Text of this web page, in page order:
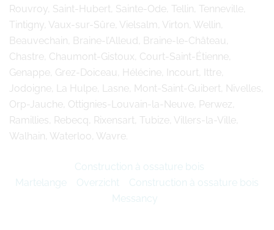
Rouvroy, Saint-Hubert, Sainte-Ode, Tellin, Tenneville,
Tintigny, Vaux-sur-Sûre, Vielsalm, Virton, Wellin,
Beauvechain, Braine-l’Alleud, Braine-le-Château,
Chastre, Chaumont-Gistoux, Court-Saint-Étienne,
Genappe, Grez-Doiceau, Hélécine, Incourt, Ittre,
Jodoigne, La Hulpe, Lasne, Mont-Saint-Guibert, Nivelles,
Orp-Jauche, Ottignies-Louvain-la-Neuve, Perwez,
Ramillies, Rebecq, Rixensart, Tubize, Villers-la-Ville,
Walhain, Waterloo, Wavre.
Construction à ossature bois
Martelange
Overzicht
Construction à ossature bois
Messancy